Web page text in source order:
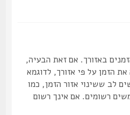
באזורך. אם זאת הבעיה,
על פי אזורך, לדוגמא
ששינוי אזור הזמן, כמו
אם אינך רשום